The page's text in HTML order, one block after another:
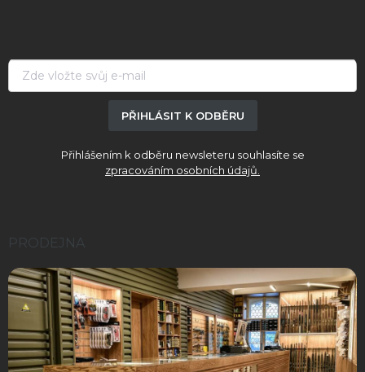
PŘIHLÁSIT K ODBĚRU
Přihlášením k odběru newsleteru souhlasíte se
zpracováním osobních údajů.
PRODEJNA